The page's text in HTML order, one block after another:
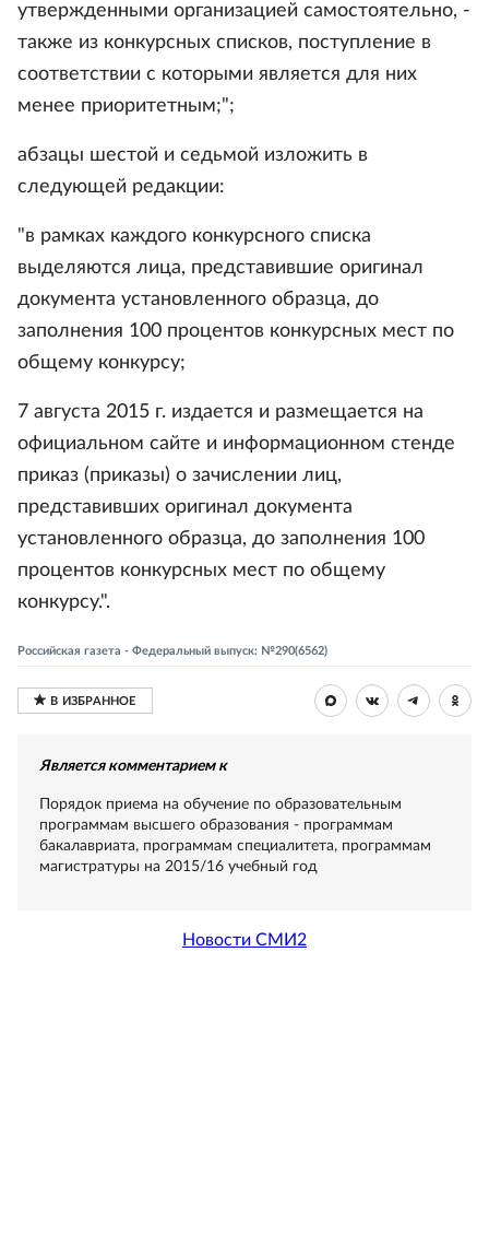
утвержденными организацией самостоятельно, -
также из конкурсных списков, поступление в
соответствии с которыми является для них
менее приоритетным;";
абзацы шестой и седьмой изложить в
следующей редакции:
"в рамках каждого конкурсного списка
выделяются лица, представившие оригинал
документа установленного образца, до
заполнения 100 процентов конкурсных мест по
общему конкурсу;
7 августа 2015 г. издается и размещается на
официальном сайте и информационном стенде
приказ (приказы) о зачислении лиц,
представивших оригинал документа
установленного образца, до заполнения 100
процентов конкурсных мест по общему
конкурсу.".
Российская газета - Федеральный выпуск: №290(6562)
Является комментарием к
Порядок приема на обучение по образовательным
программам высшего образования - программам
бакалавриата, программам специалитета, программам
магистратуры на 2015/16 учебный год
Новости СМИ2